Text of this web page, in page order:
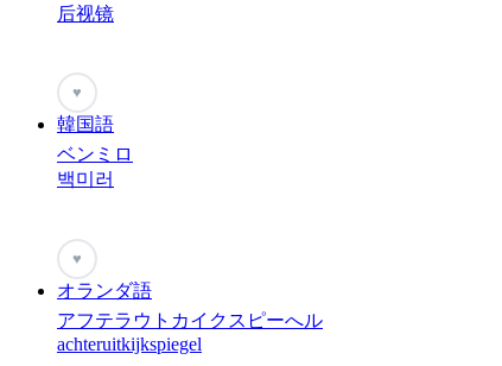
后视镜
♥
韓国語
ベンミロ
백미러
♥
オランダ語
アフテラウトカイクスピーへル
achteruitkijkspiegel